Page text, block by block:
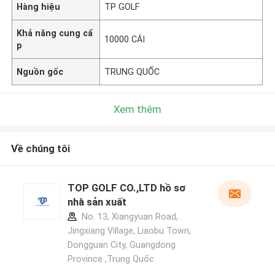
Hàng hiệu TP GOLF
Khả năng cung cấ
p
10000 CÁI
Nguồn gốc TRUNG QUỐC
Xem thêm
Về chúng tôi
TOP GOLF CO.,LTD hồ sơ
nhà sản xuất
No. 13, Xiangyuan Road,
Jingxiang Village, Liaobu Town,
Dongguan City, Guangdong
Province ,Trung Quốc